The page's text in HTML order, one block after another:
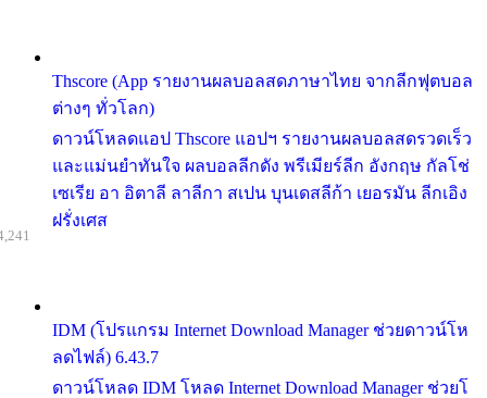
Thscore (App รายงานผลบอลสดภาษาไทย จากลีกฟุตบอล
ต่างๆ ทั่วโลก)
ดาวน์โหลดแอป Thscore แอปฯ รายงานผลบอลสดรวดเร็ว
และแม่นยำทันใจ ผลบอลลีกดัง พรีเมียร์ลีก อังกฤษ กัลโช่
เซเรีย อา อิตาลี ลาลีกา สเปน บุนเดสลีก้า เยอรมัน ลีกเอิง
ฝรั่งเศส
IDM (โปรแกรม Internet Download Manager ช่วยดาวน์โห
ลดไฟล์) 6.43.7
ดาวน์โหลด IDM โหลด Internet Download Manager ช่วยโ